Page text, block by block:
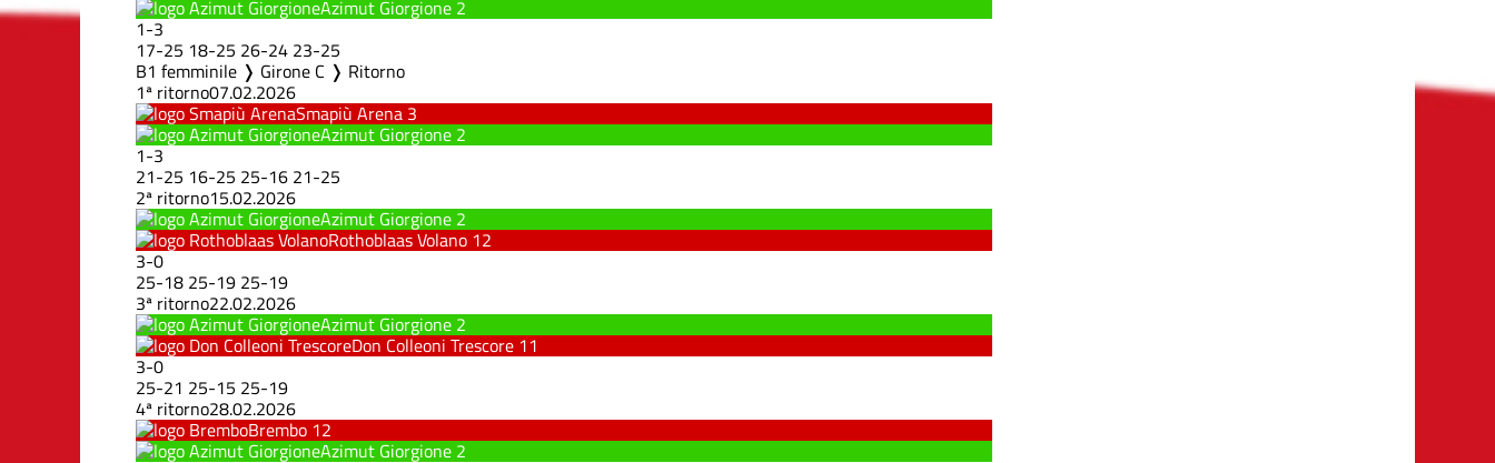
Azimut Giorgione 2
1-3
17-25 18-25 26-24 23-25
B1 femminile ❭ Girone C ❭ Ritorno
1ª ritorno07.02.2026
Smapiù Arena 3
Azimut Giorgione 2
1-3
21-25 16-25 25-16 21-25
2ª ritorno15.02.2026
Azimut Giorgione 2
Rothoblaas Volano 12
3-0
25-18 25-19 25-19
3ª ritorno22.02.2026
Azimut Giorgione 2
Don Colleoni Trescore 11
3-0
25-21 25-15 25-19
4ª ritorno28.02.2026
Brembo 12
Azimut Giorgione 2